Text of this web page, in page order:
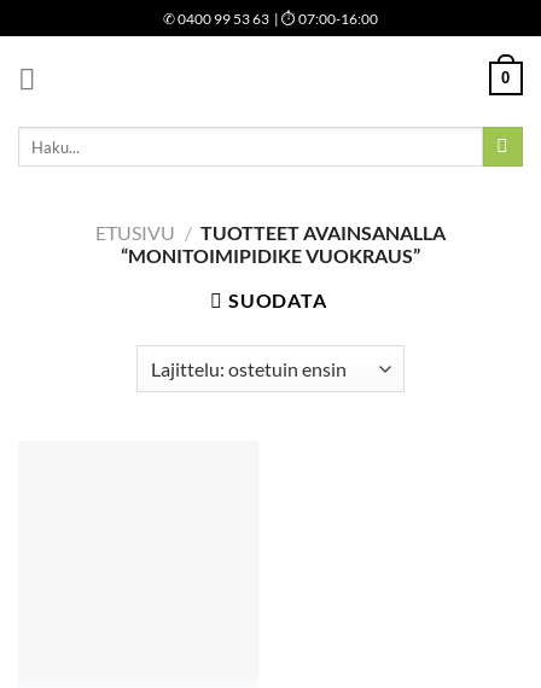
to
content
✆0400 99 53 63 | ⏱ 07:00-16:00
0
Etsi:
ETUSIVU / TUOTTEET AVAINSANALLA
“MONITOIMIPIDIKE VUOKRAUS”
SUODATA